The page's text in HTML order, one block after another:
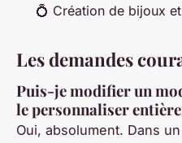
💍 Création de bijoux
Les demandes
Puis-je modifier un
le personnaliser
Oui, absolument. Dans